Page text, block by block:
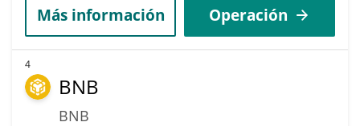
Más información Operación
4
BNB
BNB